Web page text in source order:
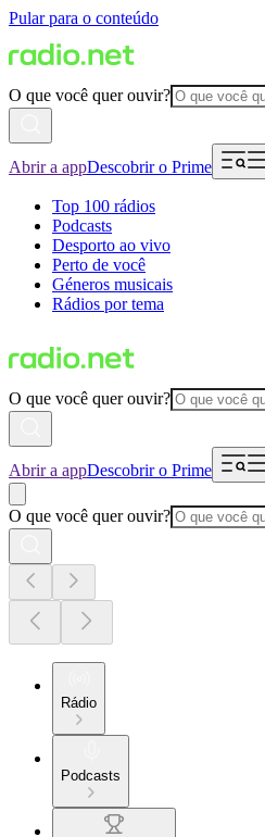
Pular para o conteúdo
O que você quer ouvir?
Abrir a appDescobrir o Prime
Top 100 rádios
Podcasts
Desporto ao vivo
Perto de você
Géneros musicais
Rádios por tema
O que você quer ouvir?
Abrir a appDescobrir o Prime
O que você quer ouvir?
Rádio
Podcasts